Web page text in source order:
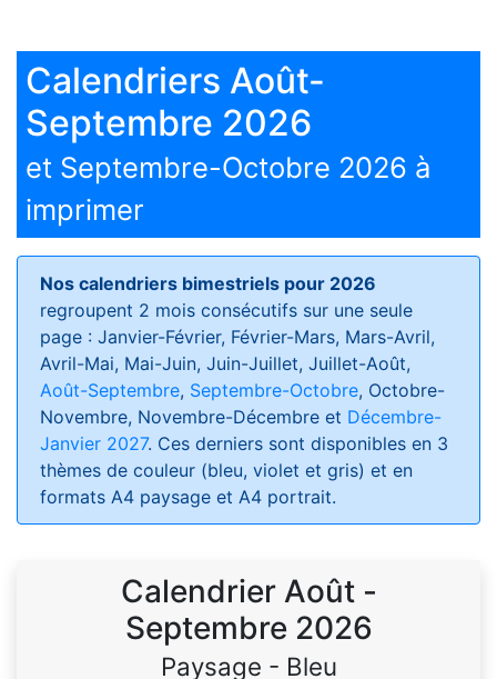
Calendriers Août-
Septembre 2026
et Septembre-Octobre 2026 à
imprimer
Nos calendriers bimestriels pour 2026
regroupent 2 mois consécutifs sur une seule
page : Janvier-Février, Février-Mars, Mars-Avril,
Avril-Mai, Mai-Juin, Juin-Juillet, Juillet-Août,
Août-Septembre, Septembre-Octobre, Octobre-
Novembre, Novembre-Décembre et Décembre-
Janvier 2027. Ces derniers sont disponibles en 3
thèmes de couleur (bleu, violet et gris) et en
formats A4 paysage et A4 portrait.
Calendrier Août -
Septembre 2026
Paysage - Bleu